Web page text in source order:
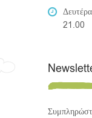
21.00